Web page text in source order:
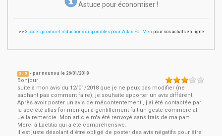
Astuce pour économiser !
>> 3 codes promo et réductions disponibles pour Atlas For Men pour vos achats en ligne
3 / 5 - parnounou le 26/01/2018
Bonjour
suite à mon avis du 12/01/2018 que je ne peux pas modifier (ne
sachant pas comment faire), je souhaite apporter un avis différent.
Après avoir poster un avis de mécontentement , j'ai été contactée par
la société atlas for men qui à gentillement fait un geste commercial.
Je la remercie. Mon article m'a été renvoyé sans frais de ma part.
Merci à Laëtitia qui a été compréhensive.
Il est juste désolant d'être obligé de poster des avis négatifs pour être